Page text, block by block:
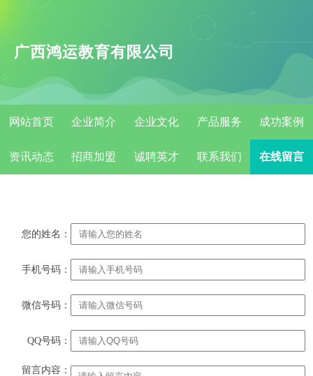
广西鸿运教育有限公司
网站首页 企业简介 企业文化 产品服务 成功案例
资讯动态 招商加盟 诚聘英才 联系我们 在线留言
您的姓名：
手机号码：
微信号码：
QQ号码：
留言内容：